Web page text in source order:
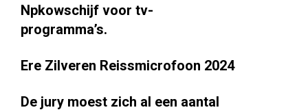
Npkowschijf voor tv-
programma’s.
Ere Zilveren Reissmicrofoon 2024
De jury moest zich al een aantal